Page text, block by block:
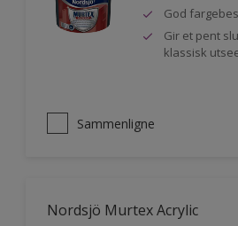
God
Gir et pent
klassisk
Sammenligne
Nordsjö Murtex Acrylic